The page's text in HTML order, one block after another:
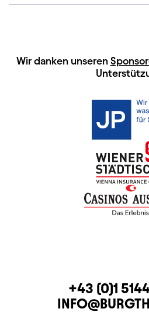
HAUPTSPONSOREN
Wir danken unseren
KONTAKTTELEFON
+43 (0)1
E-MAIL